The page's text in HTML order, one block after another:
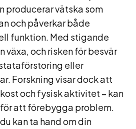
producerar vätska som
och påverkar både
funktion. Med stigande
växa, och risken för besvär
eller
Forskning visar dock att
och fysisk aktivitet – kan
att förebygga problem.
kan ta hand om din